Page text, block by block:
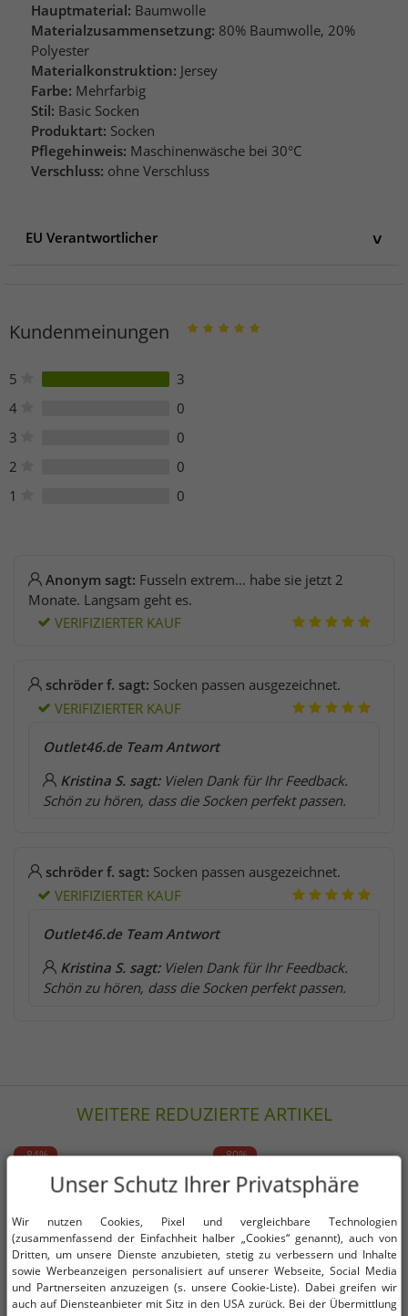
Hauptmaterial: Baumwolle
Materialzusammensetzung: 80% Baumwolle, 20%
Polyester
Materialkonstruktion: Jersey
Farbe: Mehrfarbig
Stil: Basic Socken
Produktart: Socken
Pflegehinweis: Maschinenwäsche bei 30°C
Verschluss: ohne Verschluss
EU Verantwortlicher
8000 Aarhus
OnlinesupportDE@hummel.dk
Kundenmeinungen
5
3
4
0
3
0
2
0
1
0
Anonym sagt: Fusseln extrem… habe sie jetzt 2
Monate. Langsam geht es.
VERIFIZIERTER KAUF
schröder f. sagt: Socken passen ausgezeichnet.
VERIFIZIERTER KAUF
Outlet46.de Team Antwort
Kristina S. sagt: Vielen Dank für Ihr Feedback.
Schön zu hören, dass die Socken perfekt passen.
schröder f. sagt: Socken passen ausgezeichnet.
VERIFIZIERTER KAUF
Outlet46.de Team Antwort
Kristina S. sagt: Vielen Dank für Ihr Feedback.
Schön zu hören, dass die Socken perfekt passen.
WEITERE REDUZIERTE ARTIKEL
-84% -80%
Unser Schutz Ihrer Privatsphäre
Wir nutzen Cookies, Pixel und vergleichbare Technologien
(zusammenfassend der Einfachheit halber „Cookies“ genannt), auch von
Dritten, um unsere Dienste anzubieten, stetig zu verbessern und Inhalte
sowie Werbeanzeigen personalisiert auf unserer Webseite, Social Media
und Partnerseiten anzuzeigen (s. unsere Cookie-Liste). Dabei greifen wir
auch auf Diensteanbieter mit Sitz in den USA zurück. Bei der Übermittlung